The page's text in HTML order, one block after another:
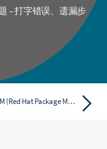
– 打字错误、遗漏步
通过 RPM (Red Hat Package Manager) 安装 Talend 产品